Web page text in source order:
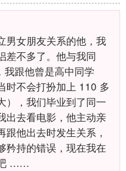
男女朋友关系的他，我
差不多了。他与我同
我跟他曾是高中同学
时不会打扮加上 110 多
），我们毕业到了同一
出去看电影，他主动亲
他出去时发生关系，
矜持的错误，现在我在
……